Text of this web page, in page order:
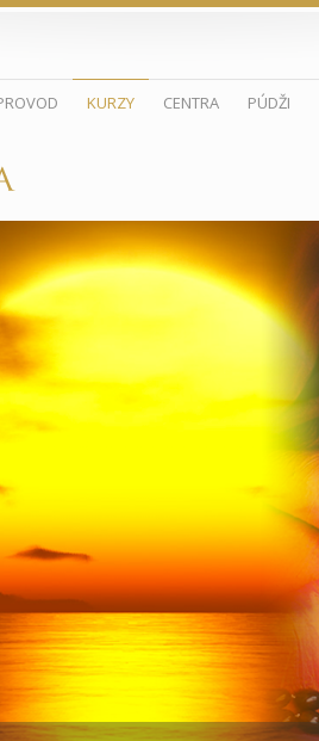
KURZY CENTRA PÚDŽI